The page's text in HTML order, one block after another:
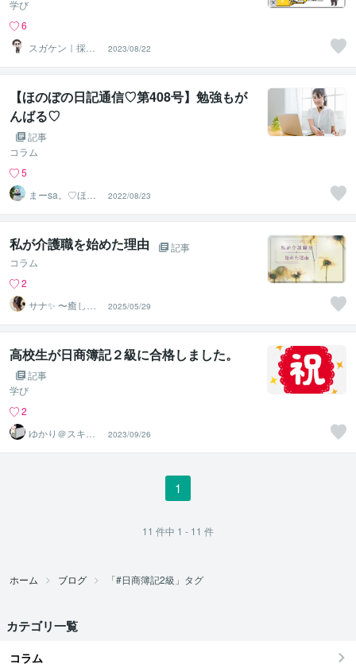
学び
6
スガケン｜採用
者の心をがっち
り掴む転職術
2023/08/22
【ほのぼの日記通信♡第408号】勉強もが
んばる♡
記事
コラム
5
まーsa。♡ほの
ぼのブログ毎日
配信♡
2022/08/23
私が介護職を始めた理由
記事
コラム
2
サナ✨ 〜癒しと
元気を〜
2025/05/29
高校生が日商簿記２級に合格しました。
記事
学び
2
ゆかり＠スキル
アップアドバイ
ザー
2023/09/26
1
11 件中 1 - 11 件
ホーム ブログ 「#日商簿記2級」タグ
カテゴリ一覧
コラム